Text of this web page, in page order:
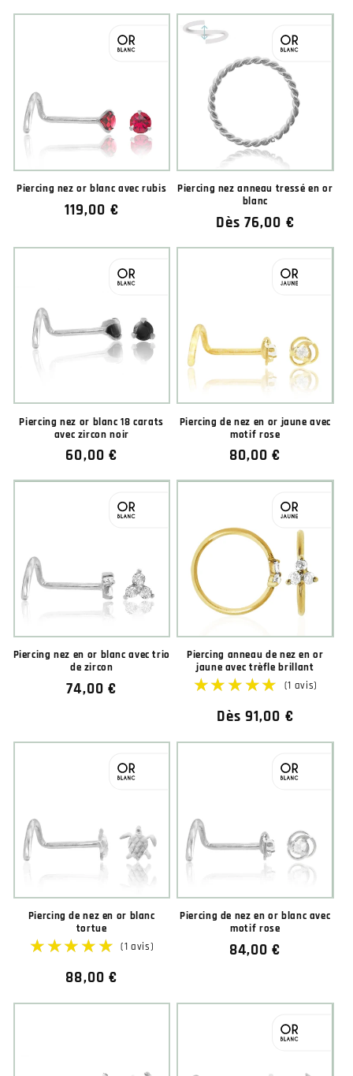
★★★★★
★★★★★ (2 avis)
habituel
Piercing nez or blanc avec rubis
Prix
119,00 €
Piercing nez anneau tressé en or
blanc
Prix
habituel
Dès 76,00 €
Piercing nez or blanc 18 carats
avec zircon noir
Prix
habituel
60,00 €
Piercing de nez en or jaune avec
motif rose
Prix
habituel
80,00 €
Piercing nez en or blanc avec trio
de zircon
Prix
74,00 €
Piercing anneau de nez en or
jaune avec trèfle brillant
Prix
habituel
Dès 91,00 €
Piercing de nez en or blanc
tortue
Prix
habituel
88,00 €
Piercing de nez en or blanc avec
motif rose
Prix
84,00 €